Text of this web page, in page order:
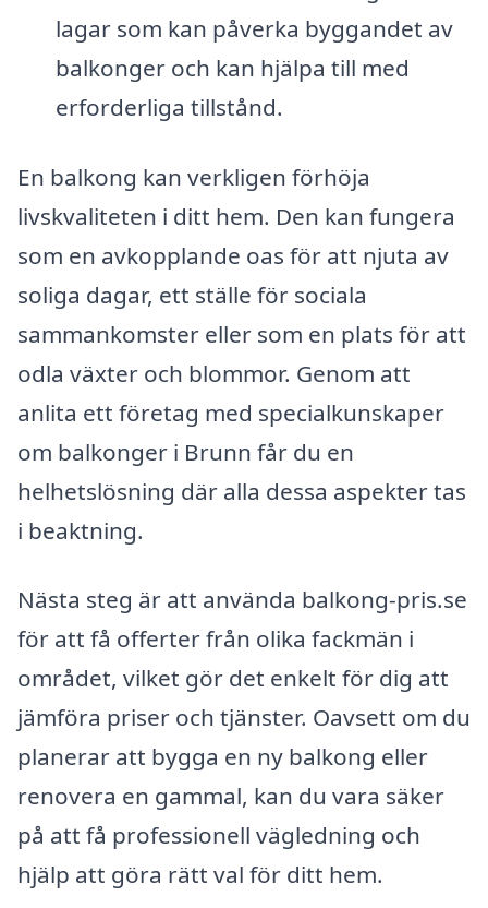
lagar som kan påverka byggandet av
balkonger och kan hjälpa till med
erforderliga tillstånd.
En balkong kan verkligen förhöja
livskvaliteten i ditt hem. Den kan fungera
som en avkopplande oas för att njuta av
soliga dagar, ett ställe för sociala
sammankomster eller som en plats för att
odla växter och blommor. Genom att
anlita ett företag med specialkunskaper
om balkonger i Brunn får du en
helhetslösning där alla dessa aspekter tas
i beaktning.
Nästa steg är att använda balkong-pris.se
för att få offerter från olika fackmän i
området, vilket gör det enkelt för dig att
jämföra priser och tjänster. Oavsett om du
planerar att bygga en ny balkong eller
renovera en gammal, kan du vara säker
på att få professionell vägledning och
hjälp att göra rätt val för ditt hem.